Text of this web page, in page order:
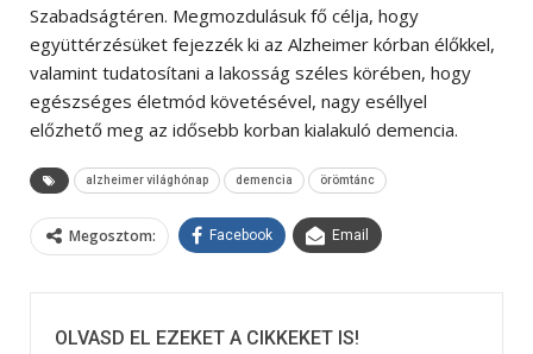
Szabadságtéren. Megmozdulásuk fő célja, hogy
együttérzésüket fejezzék ki az Alzheimer kórban élőkkel,
valamint tudatosítani a lakosság széles körében, hogy
egészséges életmód követésével, nagy eséllyel
előzhető meg az idősebb korban kialakuló demencia.
alzheimer világhónap demencia örömtánc
Megosztom: Facebook Email
OLVASD EL EZEKET A CIKKEKET IS!